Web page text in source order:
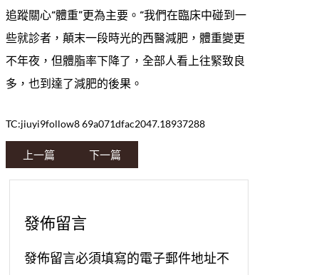
追蹤關心“體重”更為主要。“我們在臨床中碰到一
些就診者，顛末一段時光的西醫減肥，體重變更
不年夜，但體脂率下降了，全部人看上往緊致良
多，也到達了減肥的後果。
TC:jiuyi9follow8 69a071dfac2047.18937288
上一篇 下一篇
發佈留言
發佈留言必須填寫的電子郵件地址不